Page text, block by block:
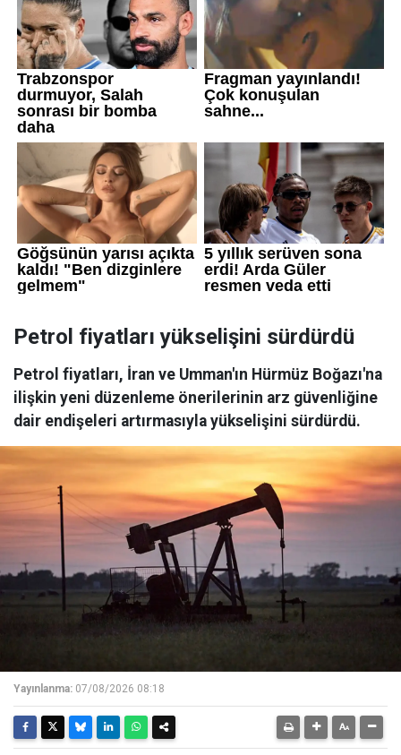
Petrol fiyatları yükselişini sürdürdü
Petrol fiyatları, İran ve Umman'ın Hürmüz Boğazı'na
ilişkin yeni düzenleme önerilerinin arz güvenliğine
dair endişeleri artırmasıyla yükselişini sürdürdü.
Yayınlanma: 07/08/2026 08:18